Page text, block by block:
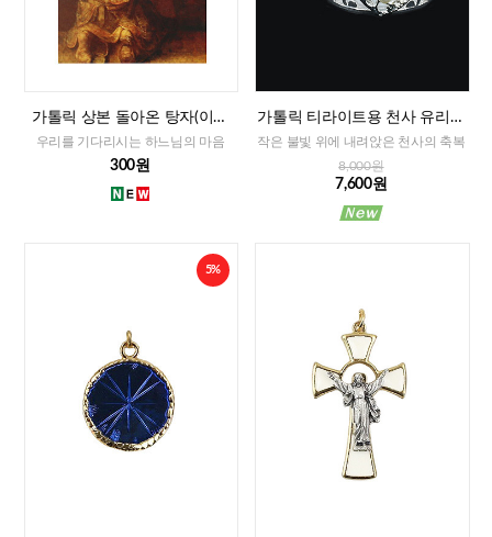
가톨릭 상본 돌아온 탕자(이태
리)
우리를 기다리시는 하느님의 마음
300원
가톨릭 티라이트용 천사 유리홀
더
작은 불빛 위에 내려앉은 천사의 축복
8,000원
7,600원
5%